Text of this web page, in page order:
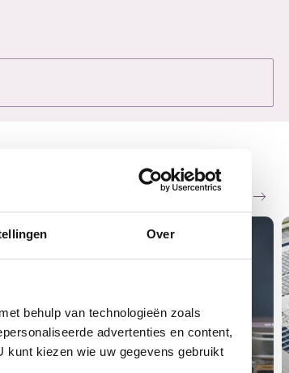
Over
behulp van technologieën zoals
advertenties en content,
kunt kiezen wie uw gegevens gebruikt
Zie al het nieuws